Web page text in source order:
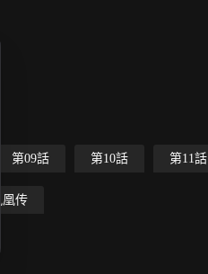
第09話 第10話 第11話
凰传